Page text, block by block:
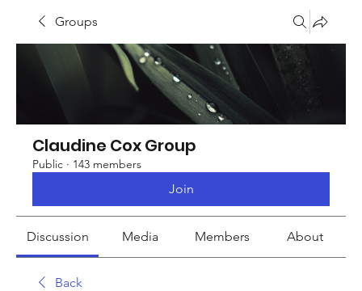
Groups
Claudine Cox Group
Public · 143 members
Join
Discussion Media Members About
Back